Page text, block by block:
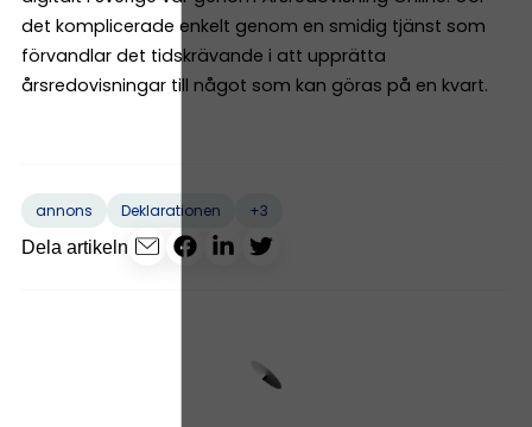
det komplicerade enkelt genom en smidig tjänst som
förvandlar det tidskrävande i att upprätta
årsredovisningar till något som kan göras på en kvart.
annons Deklarationen
+3
Dela artikeln